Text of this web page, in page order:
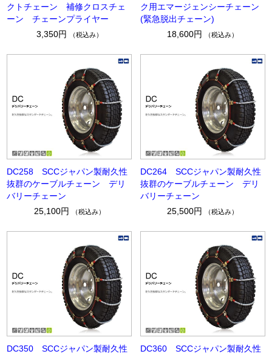
クトチェーン 補修クロスチェ
ーン チェーンプライヤー
3,350円
（税込み）
ク用エマージェンシーチェーン
(緊急脱出チェーン)
18,600円
（税込み）
DC258 SCCジャパン製耐久性
抜群のケーブルチェーン デリ
バリーチェーン
25,100円
（税込み）
DC264 SCCジャパン製耐久性
抜群のケーブルチェーン デリ
バリーチェーン
25,500円
（税込み）
DC350 SCCジャパン製耐久性
DC360 SCCジャパン製耐久性